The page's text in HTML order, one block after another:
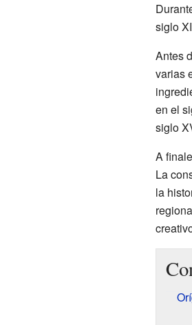
siglo
Antes
varias
en el
siglo
A
La
la